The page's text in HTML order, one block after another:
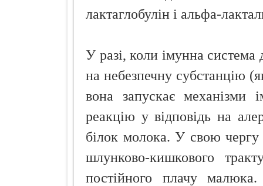
лактаглобулін і альфа-
У разі, коли імунна система
на небезпечну субстанцію
вона запускає механізми
реакцію у відповідь на
білок молока. У свою
шлунково-кишкового
постійного плачу